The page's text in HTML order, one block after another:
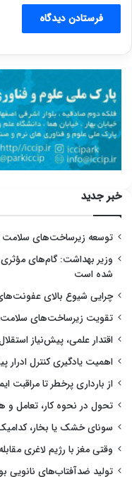
خبر جدید
توسعه زیرساخت‌های سلامت فارس با ۳
وزیر بهداشت: گام‌های مؤثری
شده است
چرایی شیوع بالای
تقویت زیرساخت‌های سلامت
اقتدار علمی، پیش‌نیاز
اهمیت یادگیری کنترل ادرار پیش از
از بارداری پرخطر تا مراقبت
تحول در نحوه کار، تعامل و
سونای خشک یا بخار،
وقتی مغز با رژیم لاغری
تولید ضدآفتاب‌های نانویی